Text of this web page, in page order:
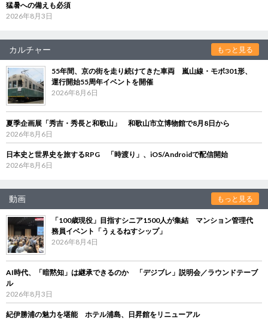
猛暑への備えも必須
2026年8月3日
カルチャー もっと見る
55年間、京の街を走り続けてきた車両 嵐山線・モボ301形、
運行開始55周年イベントを開催
2026年8月6日
夏季企画展「秀吉・秀長と和歌山」 和歌山市立博物館で8月8日から
2026年8月6日
日本史と世界史を旅するRPG 「時渡り」、iOS/Androidで配信開始
2026年8月6日
動画 もっと見る
「100歳現役」目指すシニア1500人が集結 マンション管理代
務員イベント「うぇるねすシップ」
2026年8月4日
AI時代、「暗黙知」は継承できるのか 「デジブレ」説明会／ラウンドテーブ
ル
2026年8月3日
紀伊勝浦の魅力を堪能 ホテル浦島、日昇館をリニューアル